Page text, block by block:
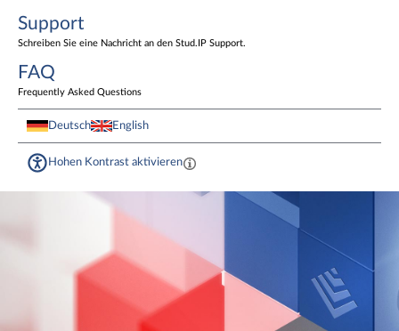
Support
Schreiben Sie eine Nachricht an den Stud.IP Support.
FAQ
Frequently Asked Questions
Deutsch English
Hohen Kontrast aktivieren